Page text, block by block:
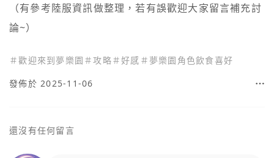
（有參考陸服資訊做整理，若有誤歡迎大家留言補充討
論~）
＃歡迎來到夢樂園 ＃攻略＃好感 ＃ 夢樂園角色飲食喜好
發佈於 2025-11-06
還沒有任何留言